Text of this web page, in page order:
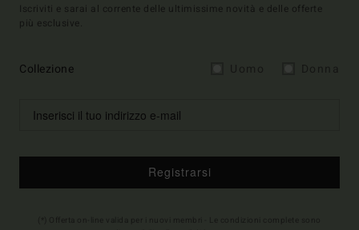
Iscriviti e sarai al corrente delle ultimissime novità e delle offerte
più esclusive.
Collezione
Registrarsi